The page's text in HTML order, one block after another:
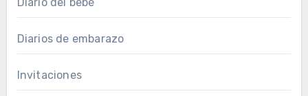
Diarios de embarazo
Invitaciones